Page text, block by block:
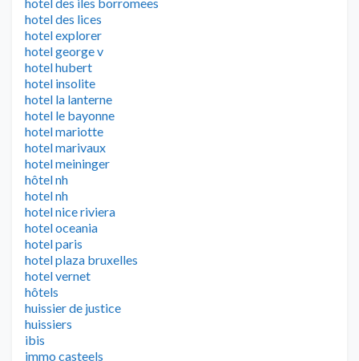
hotel des lices
hotel explorer
hotel george v
hotel hubert
hotel insolite
hotel la lanterne
hotel le bayonne
hotel mariotte
hotel marivaux
hotel meininger
hôtel nh
hotel nh
hotel nice riviera
hotel oceania
hotel paris
hotel plaza bruxelles
hotel vernet
hôtels
huissier de justice
huissiers
ibis
immo casteels